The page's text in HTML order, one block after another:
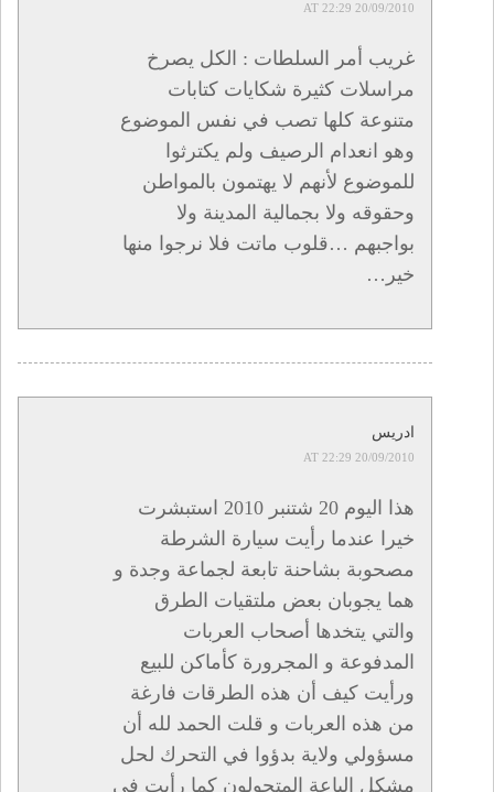
20/09/2010 AT 22:29
غريب أمر السلطات : الكل يصرخ
مراسلات كثيرة شكايات كتابات
متنوعة كلها تصب في نفس الموضوع
وهو انعدام الرصيف ولم يكترثوا
للموضوع لأنهم لا يهتمون بالمواطن
وحقوقه ولا بجمالية المدينة ولا
بواجبهم …قلوب ماتت فلا نرجوا منها
خير…
ادريس
20/09/2010 AT 22:29
هذا اليوم 20 شتنبر 2010 استبشرت
خيرا عندما رأيت سيارة الشرطة
مصحوبة بشاحنة تابعة لجماعة وجدة و
هما يجوبان بعض ملتقيات الطرق
والتي يتخدها أصحاب العربات
المدفوعة و المجرورة كأماكن للبيع
ورأيت كيف أن هذه الطرقات فارغة
من هذه العربات و قلت الحمد لله أن
مسؤولي ولاية بدؤوا في التحرك لحل
مشكل الباعة المتجولون كما رأيت في